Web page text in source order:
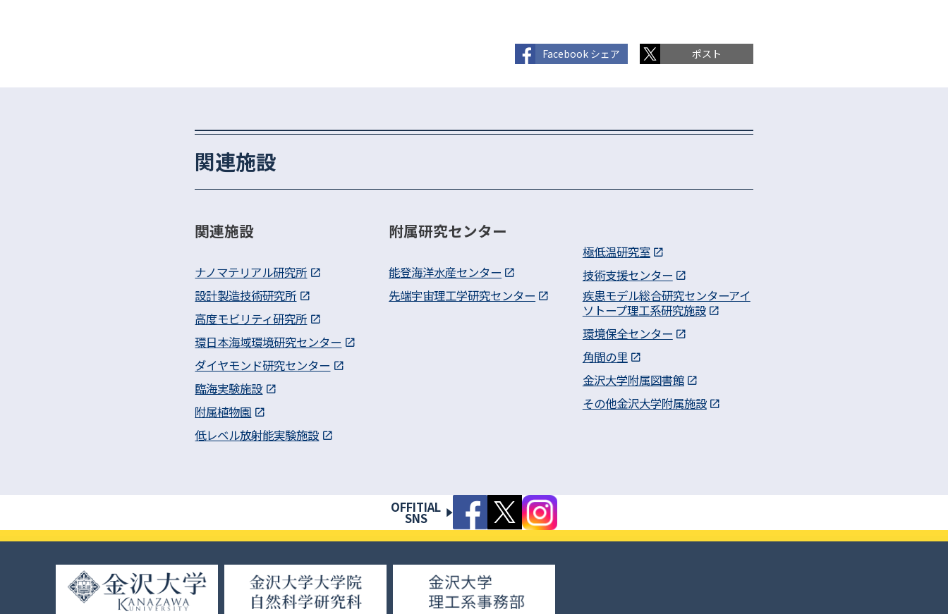
Facebook シェア ポスト
関連施設
関連施設
ナノマテリアル研究所
設計製造技術研究所
高度モビリティ研究所
環日本海域環境研究センター
ダイヤモンド研究センター
臨海実験施設
附属植物園
低レベル放射能実験施設
附属研究センター
能登海洋水産センター
先端宇宙理工学研究センター
極低温研究室
技術支援センター
疾患モデル総合研究センターアイ
ソトープ理工系研究施設
環境保全センター
角間の里
金沢大学附属図書館
その他金沢大学附属施設
OFFITIAL
SNS